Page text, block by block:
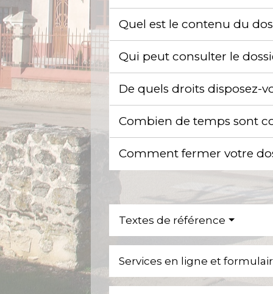
Quel est le contenu du
Qui peut consulter le
De quels droits disposez-
Combien de temps sont
Comment fermer votre
Textes de référence
Services en ligne et